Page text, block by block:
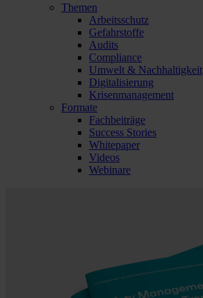
Themen
Arbeitsschutz
Gefahrstoffe
Audits
Compliance
Umwelt & Nachhaltigkeit
Digitalisierung
Krisenmanagement
Formate
Fachbeiträge
Success Stories
Whitepaper
Videos
Webinare